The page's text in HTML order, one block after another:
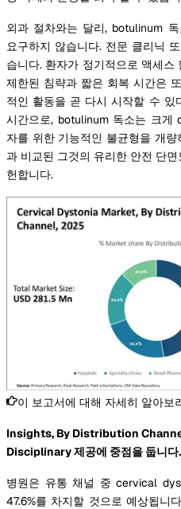
외과 절차와는 달리, botulinum
요구하지 않습니다. 전문 클리닉
습니다. 환자가 정기적으로 액세
제한된 침략과 짧은 회복 시간은
적인 활동을 곧 다시 시작할 수 있
시간으로, botulinum 독소는 크게
자를 위한 기능적인 불균형을 개
과 비교된 그것의 유리한 안전 단
헌합니다.
이 보고서에 대해 자세히 알아보
Insights, By Distribution
Disciplinary 제공에 중점을 둡니다
병원은 유통 채널 중 cervical
47.6%를 차지할 것으로 예상됩니